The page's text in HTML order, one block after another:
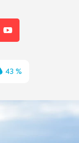
43 %